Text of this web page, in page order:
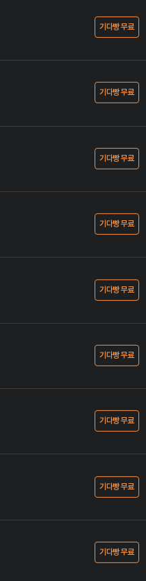
기다빵 무료
기다빵 무료
기다빵 무료
기다빵 무료
기다빵 무료
기다빵 무료
기다빵 무료
기다빵 무료
기다빵 무료